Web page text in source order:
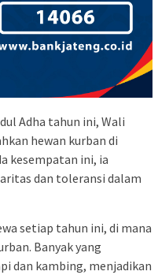
Adha tahun ini, Wali
hewan kurban di
kesempatan ini, ia
dan toleransi dalam
setiap tahun ini, di mana
Banyak yang
dan kambing, menjadikan